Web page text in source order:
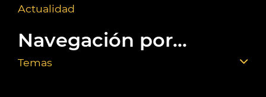
Actualidad
Navegación por...
Temas